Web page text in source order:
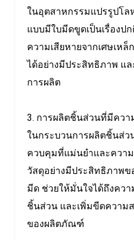
ในอุตสาหกรรมแปรรูปโล
แบบมีใบมีดขูดเป็นเรื่องป
ความเสียหายจากเศษเห
ได้อย่างมีประสิทธิภาพ แ
การผลิต
3. การผลิตชิ้นส่วนที่มีควา
ในกระบวนการผลิตชิ้นส่
ควบคุมที่แม่นยำและควา
วัสดุอย่างมีประสิทธิภาพข
มีด ช่วยให้มั่นใจได้ถึงคว
ชิ้นส่วน และเพิ่มขีดความ
ของผลิตภัณฑ์